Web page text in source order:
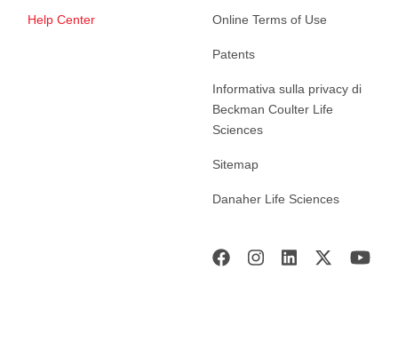
Help Center Online Terms of Use
Patents
Informativa sulla privacy di
Beckman Coulter Life
Sciences
Sitemap
Danaher Life Sciences